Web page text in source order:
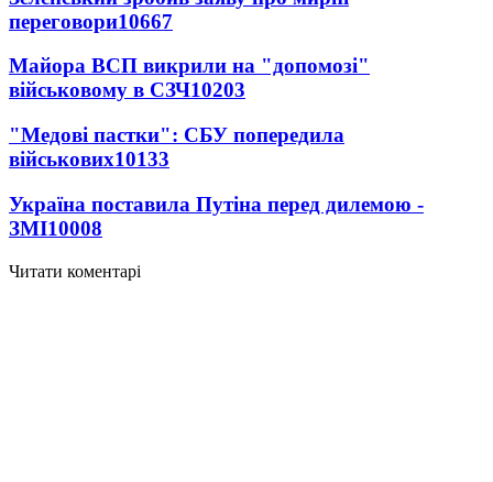
переговори10667
Майора ВСП викрили на "допомозі"
військовому в СЗЧ10203
"Медові пастки": СБУ попередила
військових10133
Україна поставила Путіна перед дилемою -
ЗМІ10008
Читати коментарі